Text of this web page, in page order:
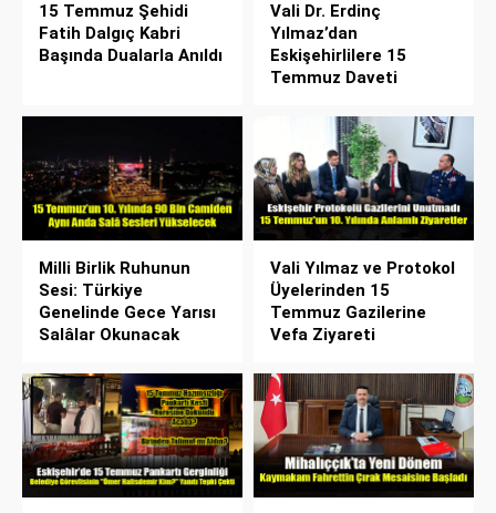
15 Temmuz Şehidi
Fatih Dalgıç Kabri
Başında Dualarla Anıldı
Vali Dr. Erdinç
Yılmaz’dan
Eskişehirlilere 15
Temmuz Daveti
Milli Birlik Ruhunun
Sesi: Türkiye
Genelinde Gece Yarısı
Salâlar Okunacak
Vali Yılmaz ve Protokol
Üyelerinden 15
Temmuz Gazilerine
Vefa Ziyareti